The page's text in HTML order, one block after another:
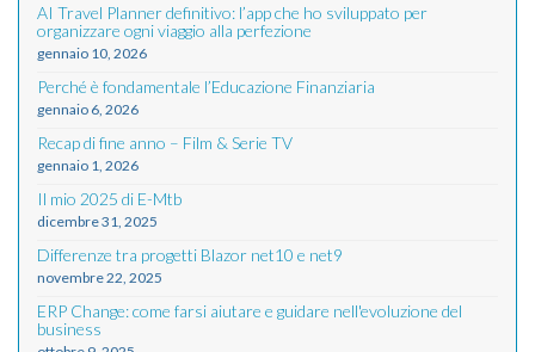
AI Travel Planner definitivo: l’app che ho sviluppato per
organizzare ogni viaggio alla perfezione
gennaio 10, 2026
Perché è fondamentale l’Educazione Finanziaria
gennaio 6, 2026
Recap di fine anno – Film & Serie TV
gennaio 1, 2026
Il mio 2025 di E-Mtb
dicembre 31, 2025
Differenze tra progetti Blazor net10 e net9
novembre 22, 2025
ERP Change: come farsi aiutare e guidare nell'evoluzione del
business